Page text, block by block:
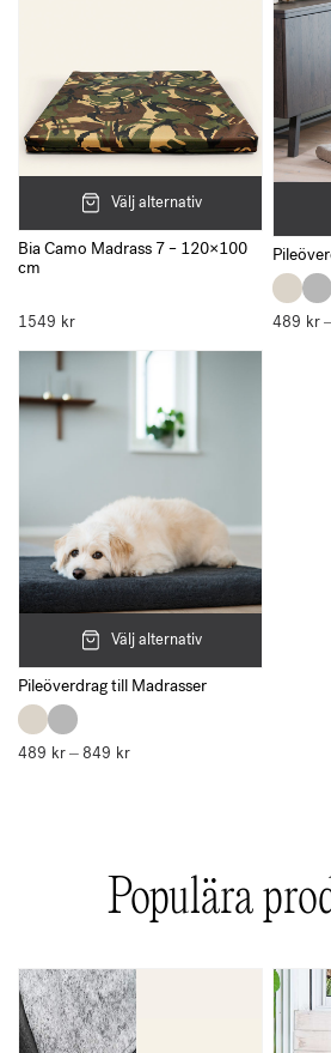
Välj alternativ
Bia Camo Madrass 7 – 120×100
cm
1549 kr 489 kr
Välj alternativ
Pileöverdrag till Madrasser
489 kr – 849 krPrisintervall:
Populära